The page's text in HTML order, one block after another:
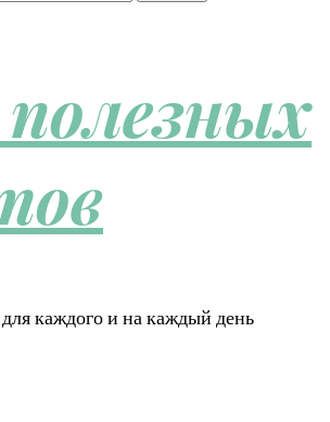
каждого и на каждый день